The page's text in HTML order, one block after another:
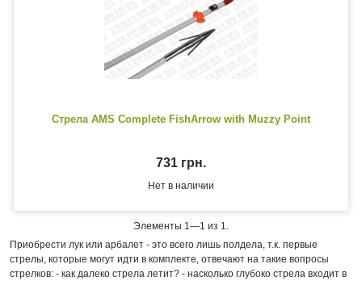
Стрела AMS Complete FishArrow with Muzzy Point
731 грн.
Нет в наличии
Элементы 1—1 из 1.
Приобрести лук или арбалет - это всего лишь полдела, т.к. первые
стрелы, которые могут идти в комплекте, отвечают на такие вопросы
стрелков: - как далеко стрела летит? - насколько глубоко стрела входит в